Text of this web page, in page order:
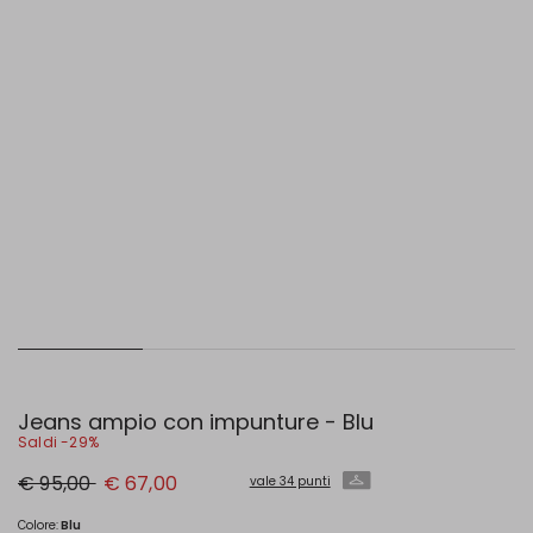
Jeans ampio con impunture - Blu
Saldi -29%
Prezzo
originale
95,00
€ 95,00 Nuovo
prezzo
€ 67,00 vale 34 punti
Colore:Blu